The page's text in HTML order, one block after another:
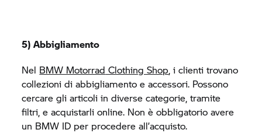
5) Abbigliamento
Nel BMW Motorrad Clothing Shop, i clienti trovano
collezioni di abbigliamento e accessori. Possono
cercare gli articoli in diverse categorie, tramite
filtri, e acquistarli online. Non è obbligatorio avere
un BMW ID per procedere all’acquisto.